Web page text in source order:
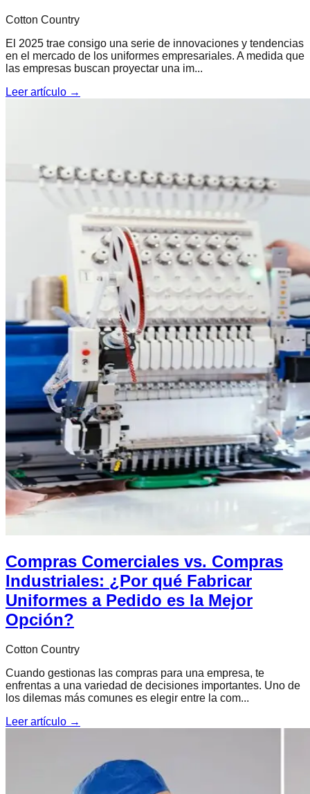
Cotton Country
El 2025 trae consigo una serie de innovaciones y tendencias
en el mercado de los uniformes empresariales. A medida que
las empresas buscan proyectar una im...
Leer artículo →
Compras Comerciales vs. Compras
Industriales: ¿Por qué Fabricar
Uniformes a Pedido es la Mejor
Opción?
Cotton Country
Cuando gestionas las compras para una empresa, te
enfrentas a una variedad de decisiones importantes. Uno de
los dilemas más comunes es elegir entre la com...
Leer artículo →